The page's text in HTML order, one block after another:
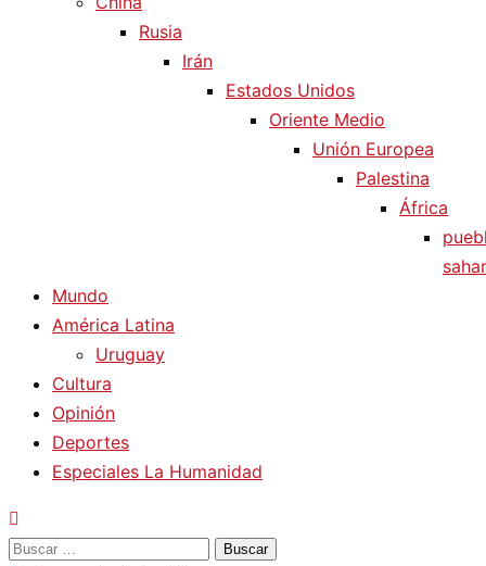
Rusia
Irán
Estados Unidos
Oriente Medio
Unión Europea
Palestina
África
Mundo
América Latina
Uruguay
Cultura
Opinión
Deportes
Especiales La Humanidad
Buscar: